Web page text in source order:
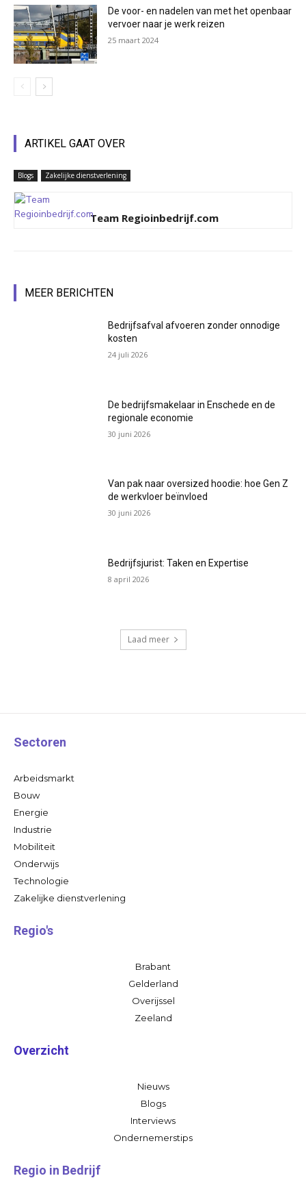
De voor- en nadelen van met het openbaar
vervoer naar je werk reizen
25 maart 2024
ARTIKEL GAAT OVER
Blogs Zakelijke dienstverlening
Team Regioinbedrijf.com
MEER BERICHTEN
Bedrijfsafval afvoeren zonder onnodige
kosten
24 juli 2026
De bedrijfsmakelaar in Enschede en de
regionale economie
30 juni 2026
Van pak naar oversized hoodie: hoe Gen Z
de werkvloer beïnvloed
30 juni 2026
Bedrijfsjurist: Taken en Expertise
8 april 2026
Laad meer
Sectoren
Arbeidsmarkt
Bouw
Energie
Industrie
Mobiliteit
Onderwijs
Technologie
Zakelijke dienstverlening
Regio's
Brabant
Gelderland
Overijssel
Zeeland
Overzicht
Nieuws
Blogs
Interviews
Ondernemerstips
Regio in Bedrijf